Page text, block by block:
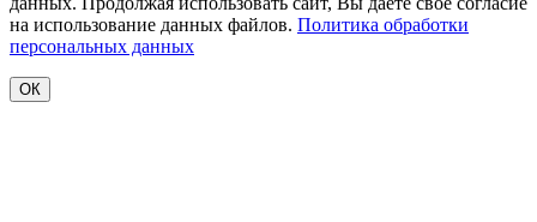
на использование данных файлов. Политика обработки
персональных данных
ОК